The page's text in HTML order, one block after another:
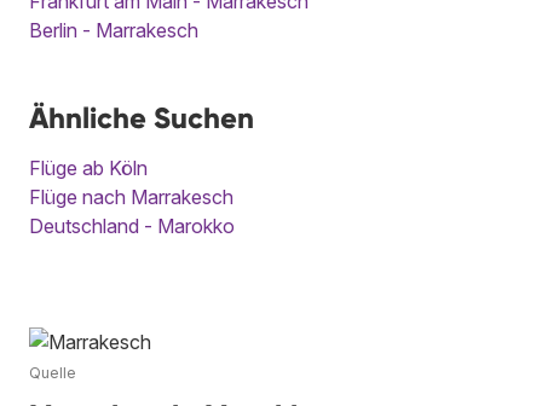
Berlin - Marrakesch
Ähnliche Suchen
Flüge ab Köln
Flüge nach Marrakesch
Deutschland - Marokko
Quelle